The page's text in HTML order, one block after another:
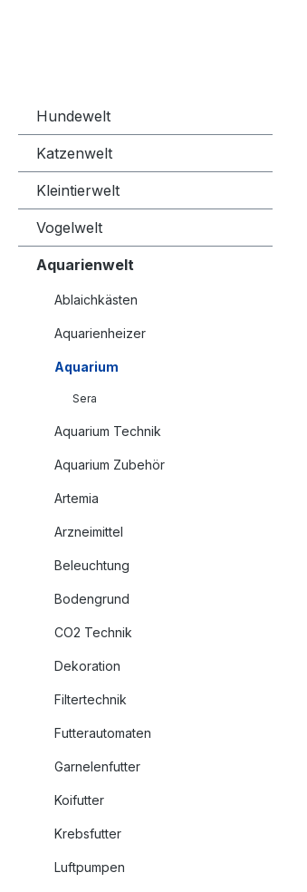
Hundewelt
Katzenwelt
Kleintierwelt
Vogelwelt
Aquarienwelt
Ablaichkästen
Aquarienheizer
Aquarium
Sera
Aquarium Technik
Aquarium Zubehör
Artemia
Arzneimittel
Beleuchtung
Bodengrund
CO2 Technik
Dekoration
Filtertechnik
Futterautomaten
Garnelenfutter
Koifutter
Krebsfutter
Luftpumpen